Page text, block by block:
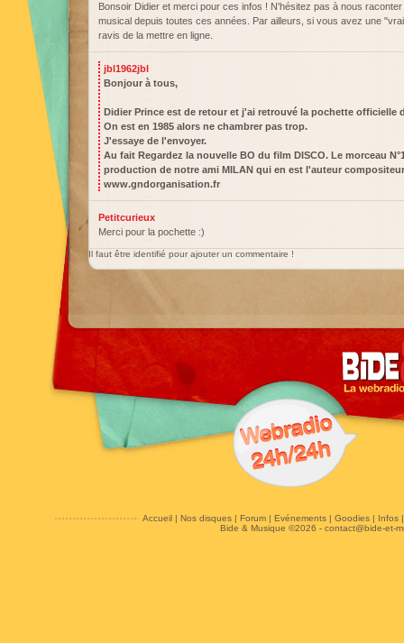
Bonsoir Didier et merci pour ces infos ! N'hésitez pas à nous
musical depuis toutes ces années. Par ailleurs, si vous avez une
ravis de la mettre en ligne.
jbl1962jbl
Bonjour à tous,
Didier Prince est de retour et j'ai retrouvé la pochette officielle
On est en 1985 alors ne chambrer pas trop.
J'essaye de l'envoyer.
Au fait Regardez la nouvelle BO du film DISCO. Le morceau
production de notre ami MILAN qui en est l'auteur
www.gndorganisation.fr
Petitcurieux
Merci pour la pochette :)
Il faut être identifié pour ajouter un commentaire !
Accueil| Nos disques| Forum| Evénements| Goodies| Infos
Bide & Musique ©2026 - contact@bide-et-